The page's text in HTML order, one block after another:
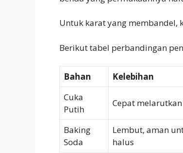
Untuk karat yang membandel,
Berikut tabel perbandingan
Bahan Kelebihan
Cuka
Putih
Cepat
Baking
Soda
Lembut, aman
halus